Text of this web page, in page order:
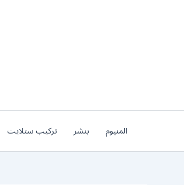
المنيوم بنشر تركيب ستلايت